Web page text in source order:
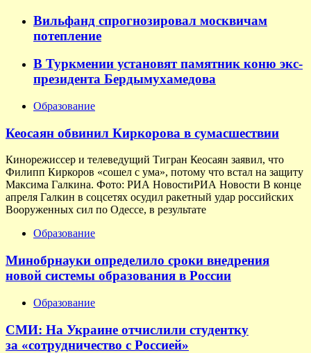
Вильфанд спрогнозировал москвичам
потепление
В Туркмении установят памятник коню экс-
президента Бердымухамедова
Образование
Кеосаян обвинил Киркорова в сумасшествии
Кинорежиссер и телеведущий Тигран Кеосаян заявил, что
Филипп Киркоров «сошел с ума», потому что встал на защиту
Максима Галкина. Фото: РИА НовостиРИА Новости В конце
апреля Галкин в соцсетях осудил ракетный удар российских
Вооруженных сил по Одессе, в результате
Образование
Минобрнауки определило сроки внедрения
новой системы образования в России
Образование
СМИ: На Украине отчислили студентку
за «сотрудничество с Россией»